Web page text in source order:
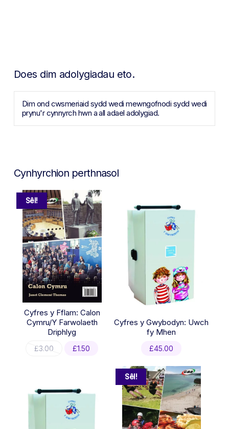
Does dim adolygiadau eto.
Dim ond cwsmeriaid sydd wedi mewngofnodi sydd wedi
prynu'r cynnyrch hwn a all adael adolygiad.
Cynhyrchion perthnasol
Sêl!
Cyfres y Fflam: Calon
Cymru/Y Farwolaeth
Driphlyg
£3.00
Original
£1.50
Cyfres y Gwybodyn: Uwch
fy Mhen
£45.00
Sêl!